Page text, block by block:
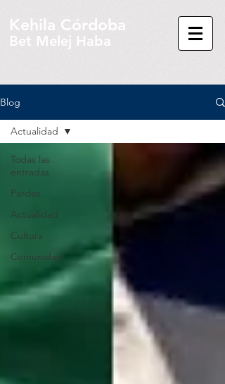
Kehila Córdoba
Bet Melej Haba
Blog
Todas las
entradas
Pardes
Actualidad
Cultura
Comunidad
Actualidad